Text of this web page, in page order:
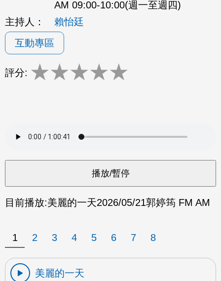
AM 09:00-10:00(週一至週四)
主持人：
賴怡廷
互動專區
評分: ★★★★★
目前播放:美麗的一天2026/05/21郭婷筠 FM AM
1 2 3 4 5 6 7 8
美麗的一天